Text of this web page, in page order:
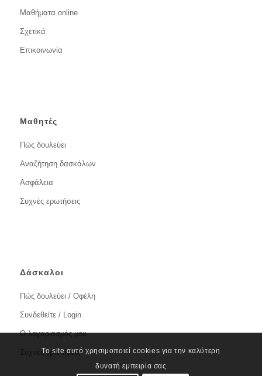
Μαθήματα online
Σχετικά
Επικοινωνία
Μαθητές
Πώς δουλεύει
Αναζήτηση δασκάλων
Ασφάλεια
Συχνές ερωτήσεις
Δάσκαλοι
Πώς δουλεύει / Οφέλη
Συνδεθείτε / Login
Ο λογαριασμός μου
Συχνές ερωτήσεις
Το site αυτό χρησιμοποιεί cookies για την καλύτερη
δυνατή εμπειρία σας